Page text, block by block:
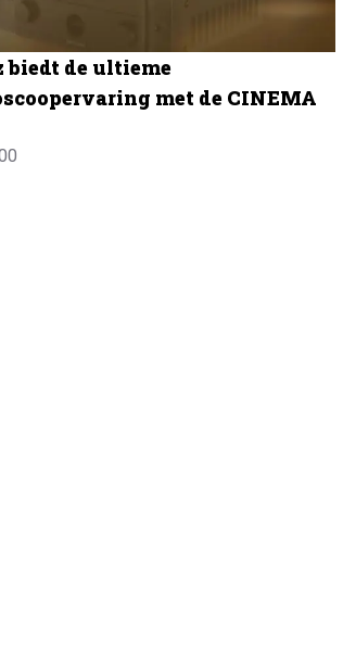
biedt de ultieme
met de CINEMA